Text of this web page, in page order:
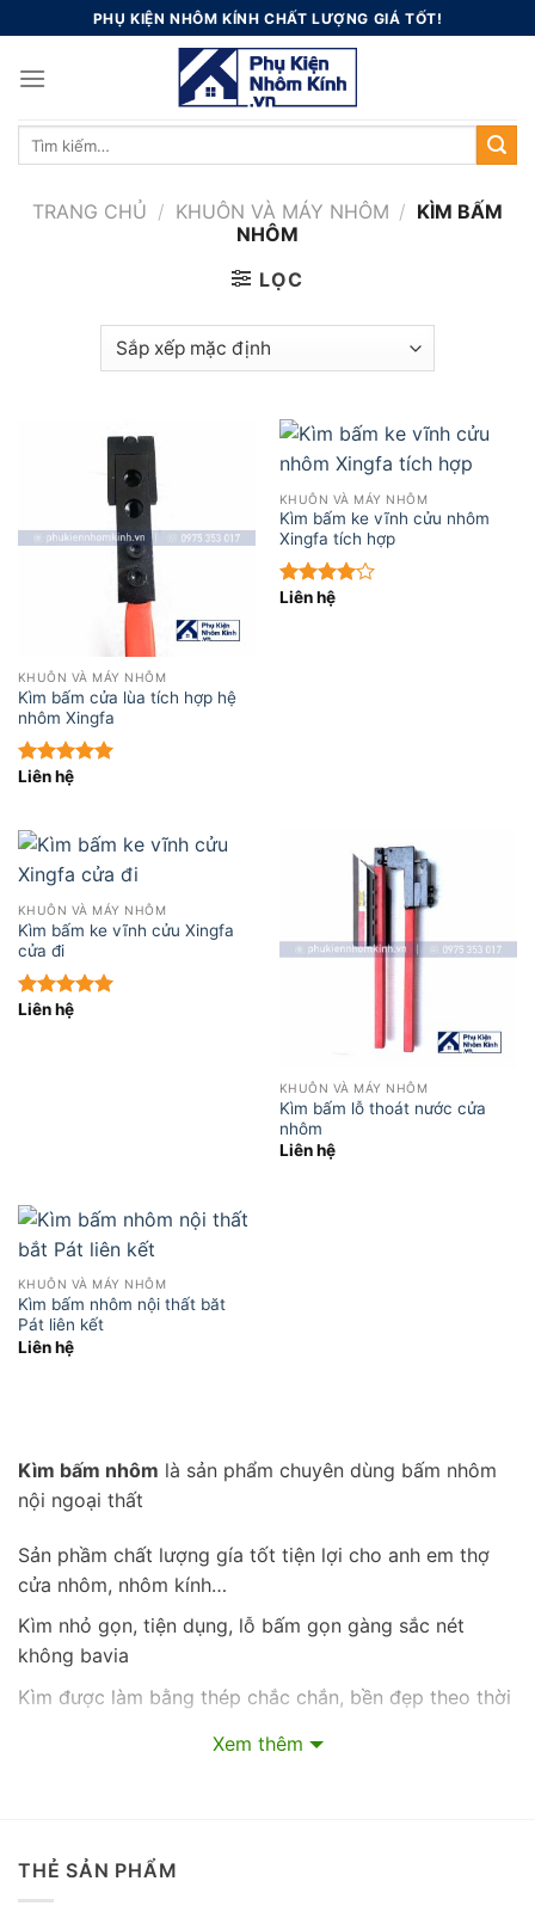
to
content
PHỤ KIỆN NHÔM KÍNH CHẤT LƯỢNG GIÁ TỐT!
Tìm
TRANG CHỦ / KHUÔN VÀ MÁY NHÔM / KÌM BẤM
NHÔM
LỌC
KHUÔN VÀ MÁY NHÔM
Kìm bấm cửa lùa tích hợp hệ
nhôm Xingfa
Được xếp
Liên hệ
KHUÔN VÀ MÁY NHÔM
Kìm bấm ke vĩnh cửu nhôm
Xingfa tích hợp
Được
Liên hệ
KHUÔN VÀ MÁY NHÔM
Kìm bấm ke vĩnh cửu Xingfa
cửa đi
Được xếp
Liên hệ
KHUÔN VÀ MÁY NHÔM
Kìm bấm lỗ thoát nước cửa
nhôm
Liên hệ
KHUÔN VÀ MÁY NHÔM
Kìm bấm nhôm nội thất băt
Pát liên kết
Liên hệ
Kìm bấm nhôm là sản phẩm chuyên dùng bấm nhôm
nội ngoại thất
Sản phầm chất lượng gía tốt tiện lợi cho anh em thợ
cửa nhôm, nhôm kính…
Kìm nhỏ gọn, tiện dụng, lỗ bấm gọn gàng sắc nét
không bavia
Kìm được làm bằng thép chắc chắn, bền đẹp theo thời
sức mà vẫn bảo đảm được các quyền lợi bằng uy tín
và sự tận tâm
Xem thêm
THẺ SẢN PHẨM